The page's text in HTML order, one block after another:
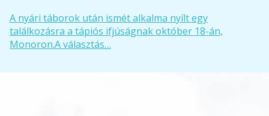
A nyári táborok után ismét alkalma nyílt egy
találkozásra a tápiós ifjúságnak október 18-án,
Monoron.A választás…